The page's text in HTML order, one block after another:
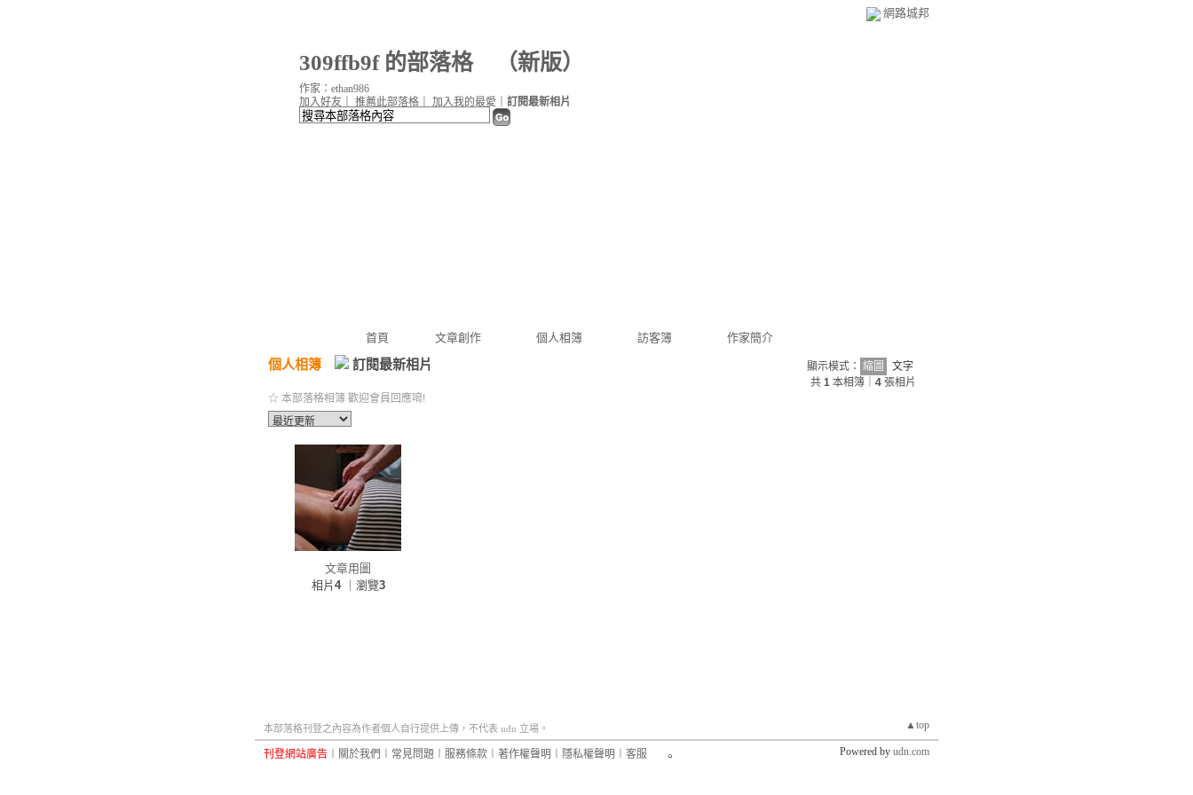
網路城邦
309ffb9f 的部落格（新版）
首頁 文章創作 個人相簿 訪客簿 作家簡介
加入好友 推薦此部落格 加入我的最愛 訂閱最新相片
作家：ethan986
個人相簿 訂閱最新相片 顯示模式： 縮圖
文字
共 1 本相簿｜ 4 張相片
☆ 本部落格相簿 歡迎會員回應唷!
文章用圖
相片 4｜瀏覽3
▲top
本部落格刊登之內容為作者個人自行提供上傳，不代表 udn 立場。
刊登網站廣告 關於我們 常見問題 服務條款 著作權聲明 隱私權聲明 客服 Powered by udn.com